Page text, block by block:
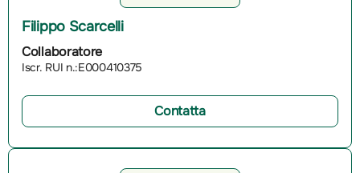
Filippo Scarcelli
Collaboratore
Iscr. RUI n.:E000410375
Contatta